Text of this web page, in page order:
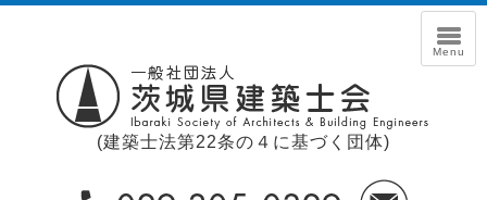
(建築士法第22条の４に基づく団体)